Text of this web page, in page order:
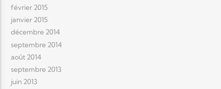
février 2015
janvier 2015
décembre 2014
septembre 2014
août 2014
septembre 2013
juin 2013